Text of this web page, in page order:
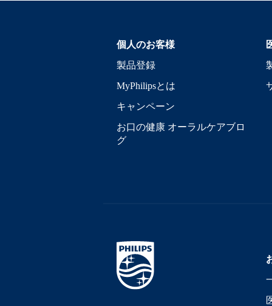
個人のお客様
製品登録
MyPhilipsとは
キャンペーン
お口の健康 オーラルケアブロ
グ